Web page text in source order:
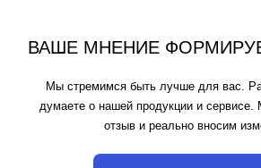
ВАШЕ МНЕНИЕ
Мы стремимся быть лучше для вас.
думаете о нашей продукции и
отзыв и реально вносим